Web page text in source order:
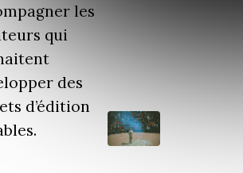
les
qui
des
d’édition